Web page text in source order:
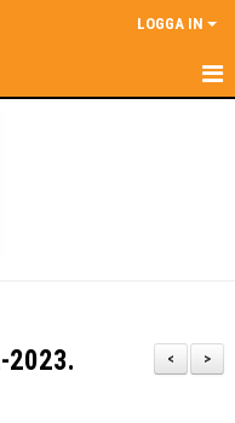
LOGGA IN
>
<
2023.